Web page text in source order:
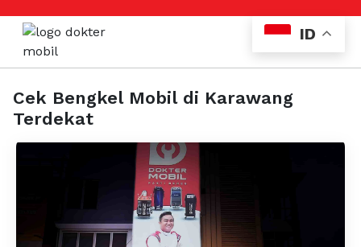
Cek Bengkel Mobil di Karawang
Terdekat
ID